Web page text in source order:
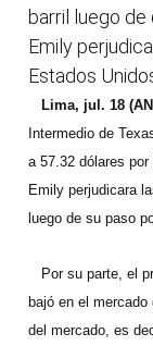
barril luego
Emily
Estados
Lima, jul. 18
Intermedio de
a 57.32 dólares
Emily perjudicara
luego de su paso
Por su parte, el
bajó en el
del mercado, es